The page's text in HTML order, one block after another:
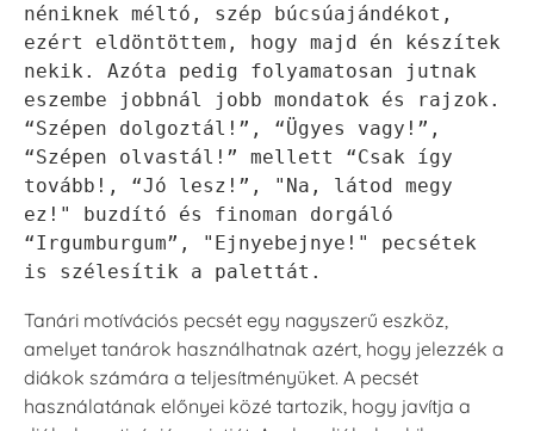
néniknek méltó, szép búcsúajándékot,
ezért eldöntöttem, hogy majd én készítek
nekik. Azóta pedig folyamatosan jutnak
eszembe jobbnál jobb mondatok és rajzok.
“Szépen dolgoztál!”, “Ügyes vagy!”,
“Szépen olvastál!” mellett “Csak így
tovább!, “Jó lesz!”, "Na, látod megy
ez!" buzdító és finoman dorgáló
“Irgumburgum”, "Ejnyebejnye!" pecsétek
is szélesítik a palettát.
Tanári motívációs pecsét egy nagyszerű eszköz,
amelyet tanárok használhatnak azért, hogy jelezzék a
diákok számára a teljesítményüket. A pecsét
használatának előnyei közé tartozik, hogy javítja a